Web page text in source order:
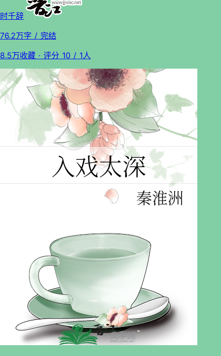
时千辞
76.2万字 / 完结
8.5万收藏 · 评分 10 / 1人